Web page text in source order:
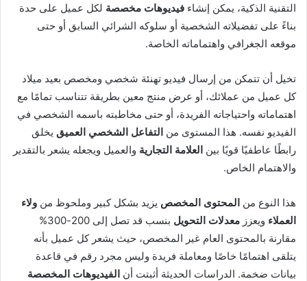
التقنية الذكية، يمكن إنشاء فيديوهات مخصصة لكل عميل على حدة
بناءً على تفضيلاته الشخصية أو سلوكه الشرائي السابق أو حتى
موقعه الجغرافي واهتماماته الخاصة.
تخيل أن تتمكن من إرسال فيديو تهنئة شخصي ومخصص بعيد ميلاد
كل عميل من عملائك، أو عرض منتج معين بطريقة تتناسب تمامًا مع
اهتماماته واحتياجاته الفريدة، أو حتى مخاطبته باسمه الشخصي في
الفيديو نفسه. هذا المستوى من التفاعل الشخصي العميق يخلق
رابطًا عاطفيًا قويًا بين العلامة التجارية والعميل ويجعله يشعر بالتقدير
والاهتمام الخاص.
هذا النوع من المحتوى المخصص يزيد بشكل كبير وملحوظ من ولاء
العملاء ويعزز معدلات التحويل
بنسب قد تصل إلى 200-300%
مقارنة بالمحتوى العام غير المخصص، حيث يشعر كل عميل بأنه
يتلقى اهتمامًا خاصًا ومعاملة فريدة وليس مجرد رقم في قاعدة
بيانات ضخمة. الدراسات الحديثة أثبتت أن الفيديوهات المخصصة